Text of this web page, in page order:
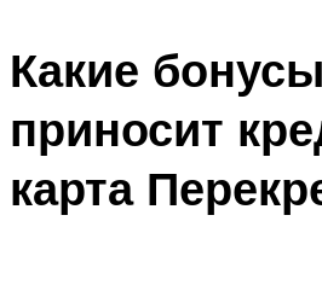
Какие бонусы
приносит
карта